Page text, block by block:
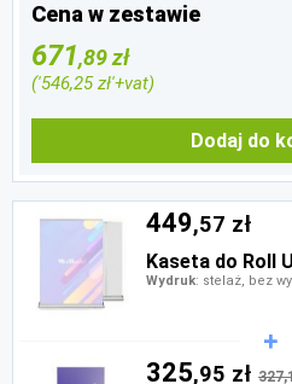
Cena w zestawie
671,89 zł
('546,25 zł'+vat)
Dodaj do
449,57 zł
Kaseta do Roll
Wydruk: stelaż, bez
325,95 zł